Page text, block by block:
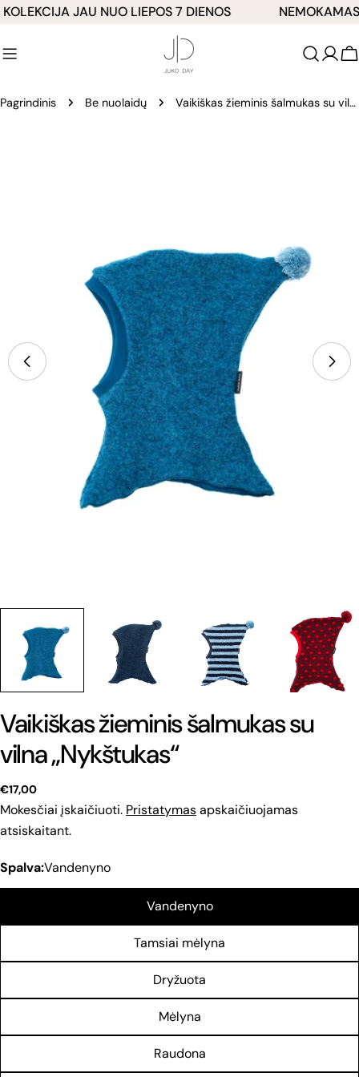
Pereiti
turinio
JAU NUO LIEPOS 7 DIENOS NEMOKAMAS
Pagrindinis Be nuolaidų Vaikiškas žieminis šalmukas su vilna „Nykštukas“
mediją 2 modaliniu režimu
Vaikiškas žieminis šalmukas su
vilna „Nykštukas“
Reguliari
kaina
€17,00
Mokesčiai įskaičiuoti. Pristatymasapskaičiuojamas
atsiskaitant.
Spalva:Vandenyno
Vandenyno
Tamsiai mėlyna
Dryžuota
Mėlyna
Raudona